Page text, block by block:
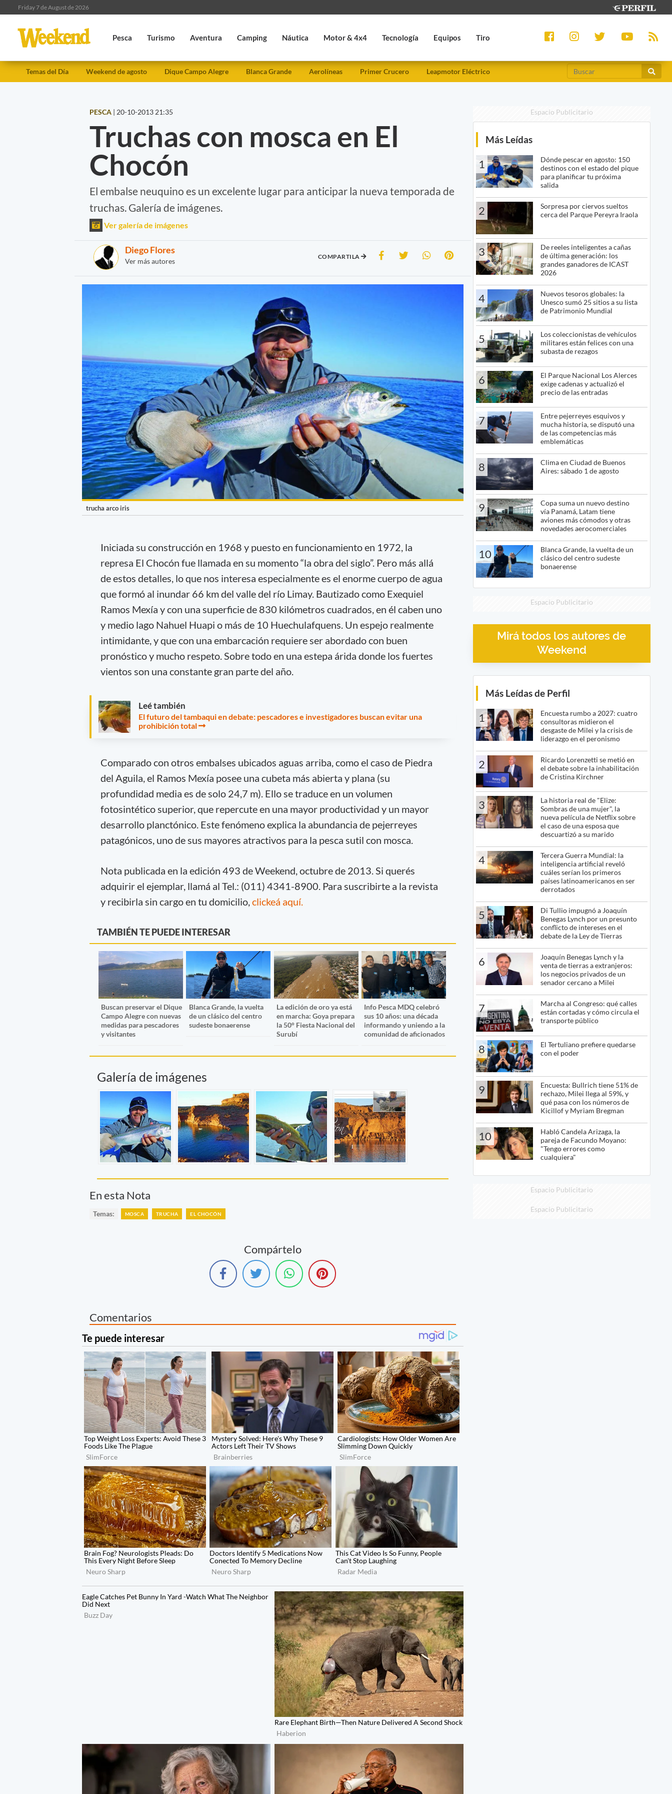
Friday 7 de August de 2026
Pesca Turismo Aventura Camping Náutica Motor & 4x4 Tecnología Equipos Tiro
Temas del Día Weekend de agosto Dique Campo Alegre Blanca Grande Aerolíneas Primer Crucero Leapmotor Eléctrico
PESCA | 20-10-2013 21:35
Truchas con mosca en El
Chocón
El embalse neuquino es un excelente lugar para anticipar la nueva temporada de
truchas. Galería de imágenes.
Ver galería de imágenes
Diego Flores
Ver más autores
COMPARTILA
trucha arco iris
Iniciada su construcción en 1968 y puesto en funcionamiento en 1972, la
represa El Chocón fue llamada en su momento “la obra del siglo”. Pero más allá
de estos detalles, lo que nos interesa especialmente es el enorme cuerpo de agua
que formó al inundar 66 km del valle del río Limay. Bautizado como Exequiel
Ramos Mexía y con una superficie de 830 kilómetros cuadrados, en él caben uno
y medio lago Nahuel Huapi o más de 10 Huechulafquens. Un espejo realmente
intimidante, y que con una embarcación requiere ser abordado con buen
pronóstico y mucho respeto. Sobre todo en una estepa árida donde los fuertes
vientos son una constante gran parte del año.
Leé también
El futuro del tambaqui en debate: pescadores e investigadores buscan evitar una
prohibición total
Comparado con otros embalses ubicados aguas arriba, como el caso de Piedra
del Aguila, el Ramos Mexía posee una cubeta más abierta y plana (su
profundidad media es de solo 24,7 m). Ello se traduce en un volumen
fotosintético superior, que repercute en una mayor productividad y un mayor
desarrollo planctónico. Este fenómeno explica la abundancia de pejerreyes
patagónicos, uno de sus mayores atractivos para la pesca sutil con mosca.
Nota publicada en la edición 493 de Weekend, octubre de 2013. Si querés
adquirir el ejemplar, llamá al Tel.: (011) 4341-8900. Para suscribirte a la revista
y recibirla sin cargo en tu domicilio,clickeá aquí.
TAMBIÉN TE PUEDE INTERESAR
Buscan preservar el Dique
Campo Alegre con nuevas
medidas para pescadores
y visitantes
Blanca Grande, la vuelta
de un clásico del centro
sudeste bonaerense
La edición de oro ya está
en marcha: Goya prepara
la 50° Fiesta Nacional del
Surubí
Info Pesca MDQ celebró
sus 10 años: una década
informando y uniendo a la
comunidad de aficionados
Galería de imágenes
En esta Nota
Temas: MOSCA TRUCHA EL CHOCÓN
Compártelo
Comentarios
Espacio Publicitario
Más Leídas
1
Dónde pescar en agosto: 150
destinos con el estado del pique
para planificar tu próxima
salida
2
Sorpresa por ciervos sueltos
cerca del Parque Pereyra Iraola
3
De reeles inteligentes a cañas
de última generación: los
grandes ganadores de ICAST
2026
4
Nuevos tesoros globales: la
Unesco sumó 25 sitios a su lista
de Patrimonio Mundial
5
Los coleccionistas de vehículos
militares están felices con una
subasta de rezagos
6
El Parque Nacional Los Alerces
exige cadenas y actualizó el
precio de las entradas
7
Entre pejerreyes esquivos y
mucha historia, se disputó una
de las competencias más
emblemáticas
8
Clima en Ciudad de Buenos
Aires: sábado 1 de agosto
9
Copa suma un nuevo destino
vía Panamá, Latam tiene
aviones más cómodos y otras
novedades aerocomerciales
10
Blanca Grande, la vuelta de un
clásico del centro sudeste
bonaerense
Espacio Publicitario
Mirá todos los autores de
Weekend
Más Leídas de Perfil
1
Encuesta rumbo a 2027: cuatro
consultoras midieron el
desgaste de Milei y la crisis de
liderazgo en el peronismo
2
Ricardo Lorenzetti se metió en
el debate sobre la inhabilitación
de Cristina Kirchner
3
La historia real de "Elize:
Sombras de una mujer", la
nueva película de Netflix sobre
el caso de una esposa que
descuartizó a su marido
4
Tercera Guerra Mundial: la
inteligencia artificial reveló
cuáles serían los primeros
países latinoamericanos en ser
derrotados
5
Di Tullio impugnó a Joaquín
Benegas Lynch por un presunto
conflicto de intereses en el
debate de la Ley de Tierras
6
Joaquín Benegas Lynch y la
venta de tierras a extranjeros:
los negocios privados de un
senador cercano a Milei
7
Marcha al Congreso: qué calles
están cortadas y cómo circula el
transporte público
8
El Tertuliano prefiere quedarse
con el poder
9
Encuesta: Bullrich tiene 51% de
rechazo, Milei llega al 59%, y
qué pasa con los números de
Kicillof y Myriam Bregman
10
Habló Candela Arizaga, la
pareja de Facundo Moyano:
"Tengo errores como
cualquiera"
Espacio Publicitario
Espacio Publicitario